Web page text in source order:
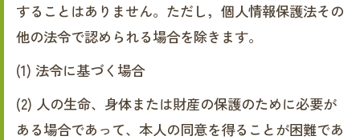
することはありません。ただし，個人情報保護法その
他の法令で認められる場合を除きます。
(1) 法令に基づく場合
(2) 人の生命、身体または財産の保護のために必要が
ある場合であって、本人の同意を得ることが困難であ